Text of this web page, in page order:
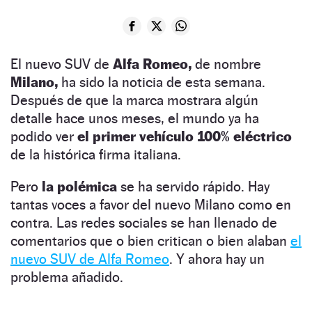
El nuevo SUV de Alfa Romeo, de nombre
Milano, ha sido la noticia de esta semana.
Después de que la marca mostrara algún
detalle hace unos meses, el mundo ya ha
podido ver el primer vehículo 100% eléctrico
de la histórica firma italiana.
Pero la polémica se ha servido rápido. Hay
tantas voces a favor del nuevo Milano como en
contra. Las redes sociales se han llenado de
comentarios que o bien critican o bien alaban el
nuevo SUV de Alfa Romeo. Y ahora hay un
problema añadido.